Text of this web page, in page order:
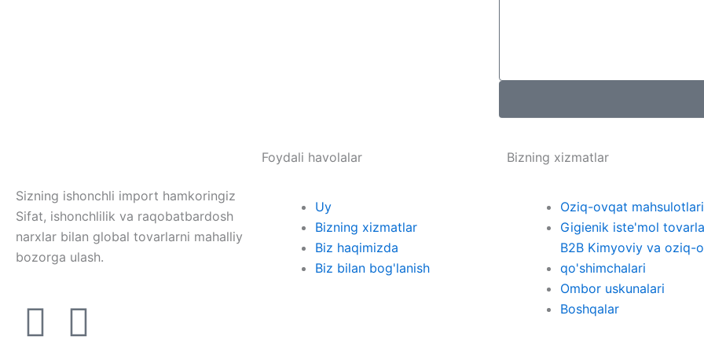
Sizning ishonchli import hamkoringiz
Sifat, ishonchlilik va raqobatbardosh
narxlar bilan global tovarlarni mahalliy
bozorga ulash.
T
W
Foydali havolalar
Uy
Bizning xizmatlar
Biz haqimizda
Biz bilan bog'lanish
Bizning xizmatlar
Oziq-ovqat mahsulotlari
Gigienik iste'mol
B2B Kimyoviy va oziq-
qo'shimchalari
Ombor uskunalari
Boshqalar